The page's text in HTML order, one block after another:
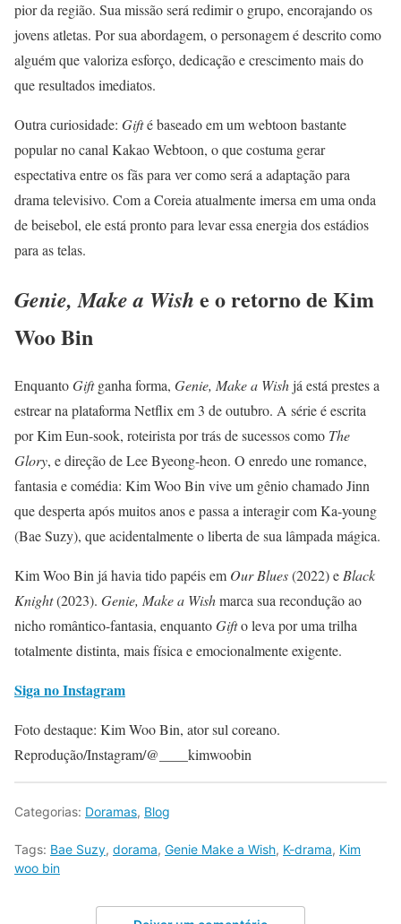
pior da região. Sua missão será redimir o grupo, encorajando os
jovens atletas. Por sua abordagem, o personagem é descrito como
alguém que valoriza esforço, dedicação e crescimento mais do
que resultados imediatos.
Outra curiosidade: Gifté baseado em um webtoon bastante
popular no canal Kakao Webtoon, o que costuma gerar
espectativa entre os fãs para ver como será a adaptação para
drama televisivo. Com a Coreia atualmente imersa em uma onda
de beisebol, ele está pronto para levar essa energia dos estádios
para as telas.
Genie, Make a Wish e o retorno de Kim
Woo Bin
EnquantoGiftganha forma, Genie, Make a Wishjá está prestes a
estrear na plataforma Netflix em 3 de outubro. A série é escrita
por Kim Eun-sook, roteirista por trás de sucessos como The
Glory, e direção de Lee Byeong-heon. O enredo une romance,
fantasia e comédia: Kim Woo Bin vive um gênio chamado Jinn
que desperta após muitos anos e passa a interagir com Ka-young
(Bae Suzy), que acidentalmente o liberta de sua lâmpada mágica.
Kim Woo Bin já havia tido papéis em Our Blues(2022) eBlack
Knight(2023). Genie, Make a Wishmarca sua recondução ao
nicho romântico-fantasia, enquantoGifto leva por uma trilha
totalmente distinta, mais física e emocionalmente exigente.
Siga no Instagram
Foto destaque: Kim Woo Bin, ator sul coreano.
Reprodução/Instagram/@____kimwoobin
Categorias: Doramas, Blog
Tags: Bae Suzy, dorama, Genie Make a Wish, K-drama, Kim
woo bin